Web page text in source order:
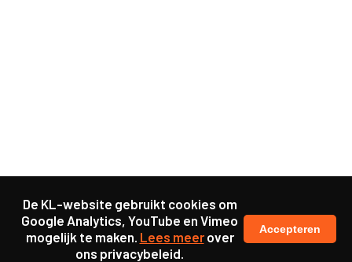
De KL-website gebruikt cookies om
Google Analytics, YouTube en Vimeo
mogelijk te maken. Lees meerover
ons privacybeleid.
Accepteren